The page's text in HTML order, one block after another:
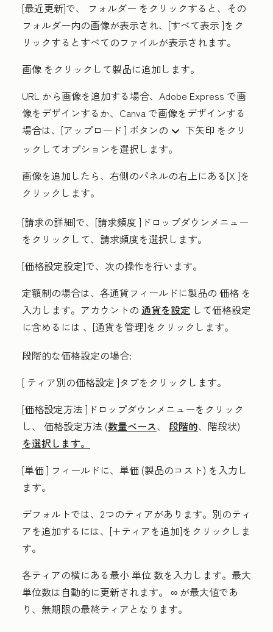
[最近更新]で、 フォルダー をクリックすると、その
フォルダー内の画像が表示され、[すべて表示 ]をク
リックするとすべてのファイルが表示されます。
画像 をクリックして製品に追加します。
URL から画像を追加する場合、Adobe Express で画
像をデザインするか、Canva で画像をデザインする
場合は、[アップロード ] ボタンの down do 下矢印 をクリ
ックしてオプションを選択します。
画像を追加したら、右側のパネルの右上にある[X ]を
クリックします。
[請求の詳細]で、[請求頻度 ]ドロップダウンメニュー
をクリックして、 請求頻度を選択します。
[価格設定設定]で、次の操作を行います。
定額制の場合は、各通貨フィールドに製品の 価格 を
入力します。アカウントの 通貨を設定 して価格設定
に含めるには 、[通貨を管理]をクリックします。
段階的な価格設定の場合:
[ ティア別の価格設定 ]タブをクリックします。
[価格設定方法 ]ドロップダウンメニューをクリック
し、 価格設定方法 (数量ベース、 段階的、階段状)
を選択します。
[単価] フィールドに、 単価 (製品のコスト) を入力し
ます。
デフォルトでは、2つのティアがあります。別のティ
アを追加するには、[+ティアを追加]をクリックしま
す。
各ティアの横にある最小単位 数を入力します。最大
単位数は自動的に更新されます。 ∞ が最大値であ
り、無期限の最終ティアとなります。